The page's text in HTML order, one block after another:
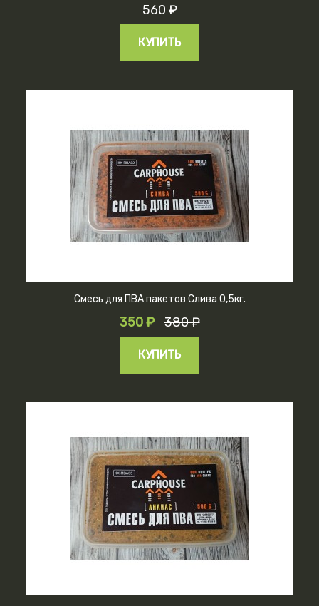
560 ₽
КУПИТЬ
Смесь для ПВА пакетов Слива 0,5кг.
350 ₽ 380 ₽
КУПИТЬ